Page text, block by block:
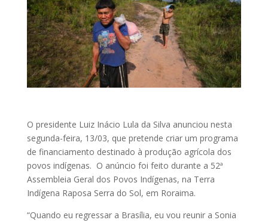
O presidente Luiz Inácio Lula da Silva anunciou nesta
segunda-feira, 13/03, que pretende criar um programa
de financiamento destinado à produção agrícola dos
povos indígenas. O anúncio foi feito durante a 52ª
Assembleia Geral dos Povos Indígenas, na Terra
Indígena Raposa Serra do Sol, em Roraima.
“Quando eu regressar a Brasília, eu vou reunir a Sonia